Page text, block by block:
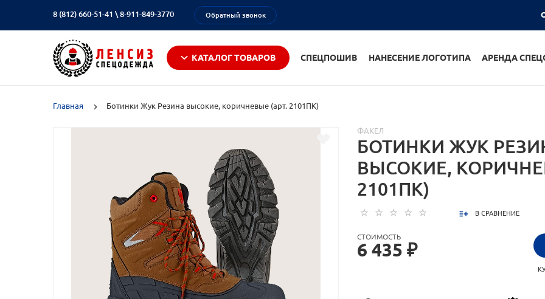
8 (812) 660-51-41 \ 8-911-849-3770 Обратный звонок
КАТАЛОГ ТОВАРОВ СПЕЦПОШИВ НАНЕСЕНИЕ ЛОГОТИПА АРЕНДА
Главная Ботинки Жук Резина высокие, коричневые (арт. 2101ПК)
ФАКЕЛ
БОТИНКИ ЖУК
ВЫСОКИЕ,
2101ПК)
В СРАВНЕНИЕ
СТОИМОСТЬ
6 435 ₽